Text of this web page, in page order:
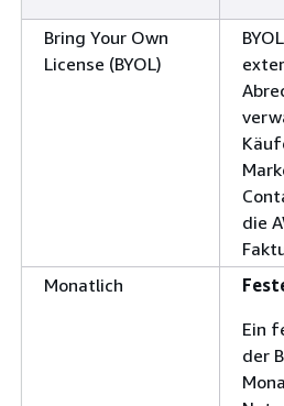
Bring Your Own
License (BYOL)
die
Monatlich
Ein
der